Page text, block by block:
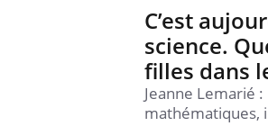
C’est
science.
filles dans
Jeanne Lemarié
mathématiques,